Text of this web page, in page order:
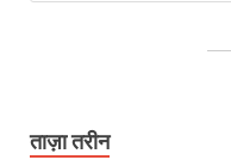
ताज़ा तरीन